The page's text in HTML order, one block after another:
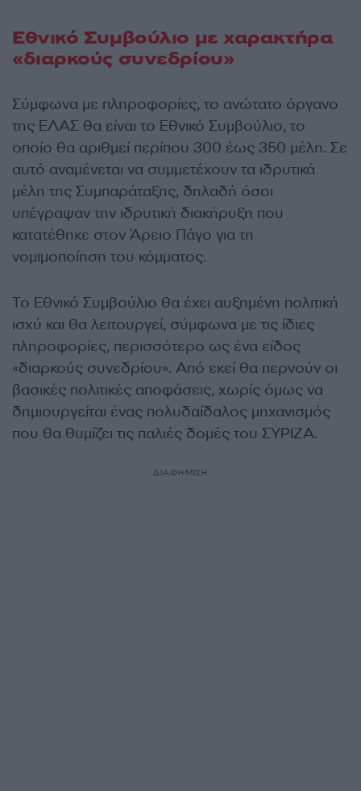
Εθνικό Συμβούλιο με χαρακτήρα
«διαρκούς συνεδρίου»
Σύμφωνα με πληροφορίες, το ανώτατο όργανο
της ΕΛΑΣ θα είναι το Εθνικό Συμβούλιο, το
οποίο θα αριθμεί περίπου 300 έως 350 μέλη. Σε
αυτό αναμένεται να συμμετέχουν τα ιδρυτικά
μέλη της Συμπαράταξης, δηλαδή όσοι
υπέγραψαν την ιδρυτική διακήρυξη που
κατατέθηκε στον Άρειο Πάγο για τη
νομιμοποίηση του κόμματος.
Το Εθνικό Συμβούλιο θα έχει αυξημένη πολιτική
ισχύ και θα λειτουργεί, σύμφωνα με τις ίδιες
πληροφορίες, περισσότερο ως ένα είδος
«διαρκούς συνεδρίου». Από εκεί θα περνούν οι
βασικές πολιτικές αποφάσεις, χωρίς όμως να
δημιουργείται ένας πολυδαίδαλος μηχανισμός
που θα θυμίζει τις παλιές δομές του ΣΥΡΙΖΑ.
ΔΙΑΦΗΜΙΣΗ